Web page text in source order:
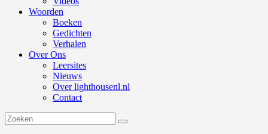
Woorden
Boeken
Gedichten
Verhalen
Over Ons
Leersites
Nieuws
Over lighthousenl.nl
Contact